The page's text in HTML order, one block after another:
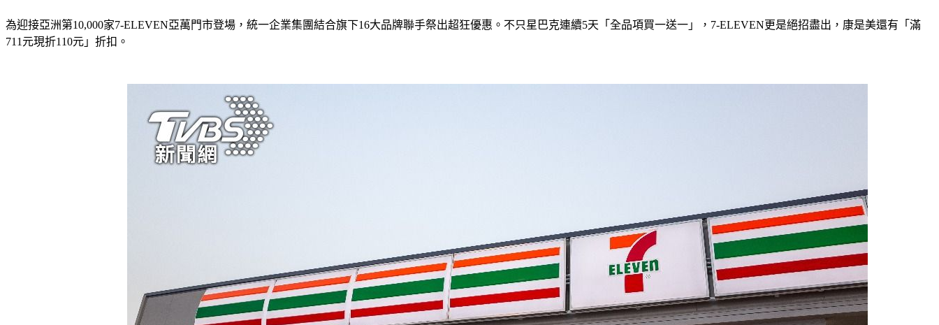
為迎接亞洲第10,000家7-ELEVEN亞萬門市登場，統一企業集團結合旗下16大品牌聯手祭出超狂優惠。不只星巴克連續5天「全品項買一送一」，7-ELEVEN更是絕招盡出，康是美還有「滿
711元現折110元」折扣。